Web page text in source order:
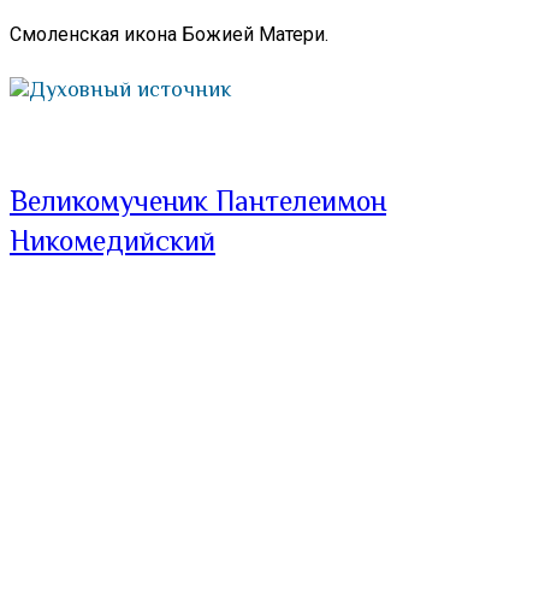
Смоленская икона Божией Матери.
Духовный источник
Великомученик Пантелеимон
Никомедийский